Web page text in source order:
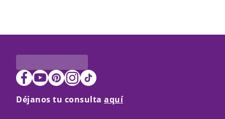
Déjanos tu consulta aquí